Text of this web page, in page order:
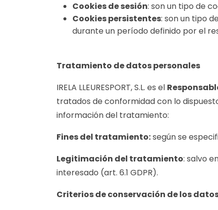
Cookies de sesión: son un tipo de
Cookies persistentes: son un tipo
durante un período definido por el
Tratamiento de datos personales
IRELA LLEURESPORT, S.L. es el
tratados de conformidad con lo
información del tratamiento:
Fines del tratamiento:según se
Legitimación del tratamiento: salvo
interesado (art. 6.1 GDPR).
Criterios de conservación de los